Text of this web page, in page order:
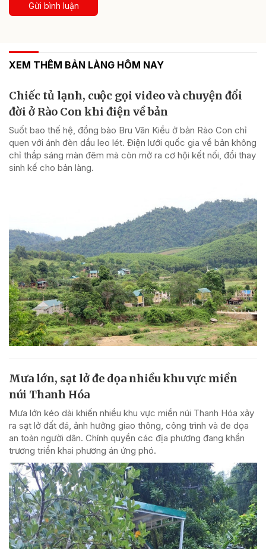
Gửi bình luận
XEM THÊM BẢN LÀNG HÔM NAY
Chiếc tủ lạnh, cuộc gọi video và chuyện đổi
đời ở Rào Con khi điện về bản
Suốt bao thế hệ, đồng bào Bru Vân Kiều ở bản Rào Con chỉ
quen với ánh đèn dầu leo lét. Điện lưới quốc gia về bản không
chỉ thắp sáng màn đêm mà còn mở ra cơ hội kết nối, đổi thay
sinh kế cho bản làng.
Mưa lớn, sạt lở đe dọa nhiều khu vực miền
núi Thanh Hóa
Mưa lớn kéo dài khiến nhiều khu vực miền núi Thanh Hóa xảy
ra sạt lở đất đá, ảnh hưởng giao thông, công trình và đe dọa
an toàn người dân. Chính quyền các địa phương đang khẩn
trương triển khai phương án ứng phó.